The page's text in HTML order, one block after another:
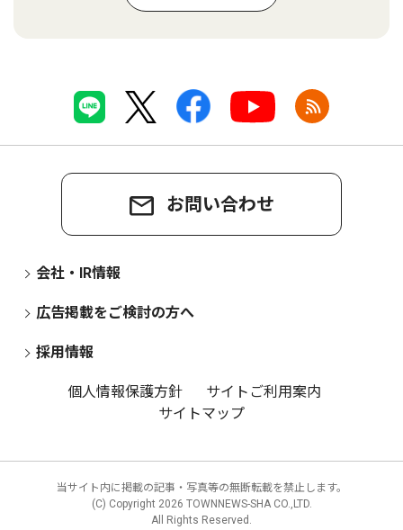
お問い合わせ
会社・IR情報
広告掲載をご検討の方へ
採用情報
個人情報保護方針
サイトご利用案内
サイトマップ
当サイト内に掲載の記事・写真等の無断転載を禁止します。
(C) Copyright 2026 TOWNNEWS-SHA CO.,LTD.
All Rights Reserved.